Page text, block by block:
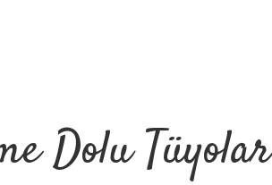
Dolu Tüyolar